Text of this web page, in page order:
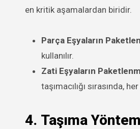
en kritik aşamalardan biridir.
Parça Eşyaların
kullanılır.
Zati Eşyaların
taşımacılığı sırasında,
4. Taşıma